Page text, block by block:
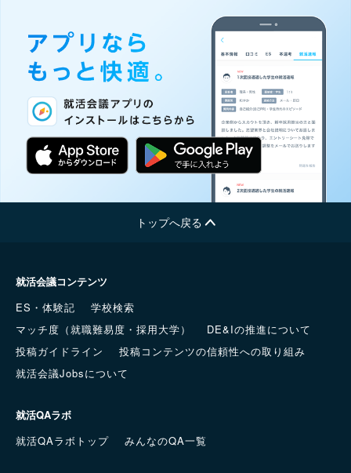
トップへ戻る
就活会議コンテンツ
ES・体験記
学校検索
マッチ度（就職難易度・採用大学）
DE&Iの推進について
投稿ガイドライン
投稿コンテンツの信頼性への取り組み
就活会議Jobsについて
就活QAラボ
就活QAラボトップ
みんなのQA一覧